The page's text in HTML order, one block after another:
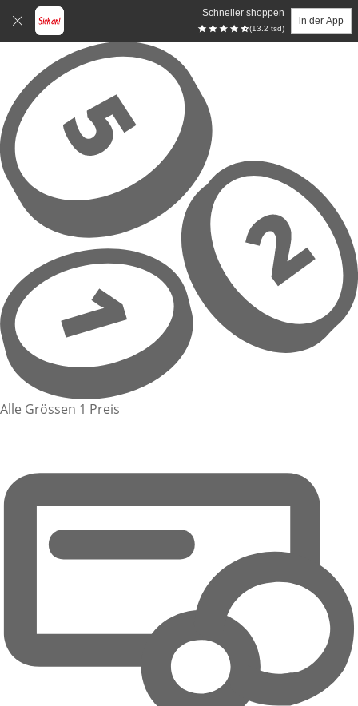
Schneller shoppen
(13.2 tsd)
in der App
Zum Hauptinhalt springen
Alle Grössen 1 Preis